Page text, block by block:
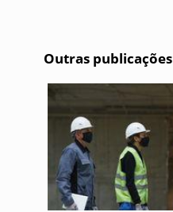
Outras publicações